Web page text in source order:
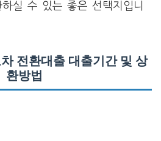
실 수 있는 좋은 선택지입니
전환대출 대출기간 및 상
환방법